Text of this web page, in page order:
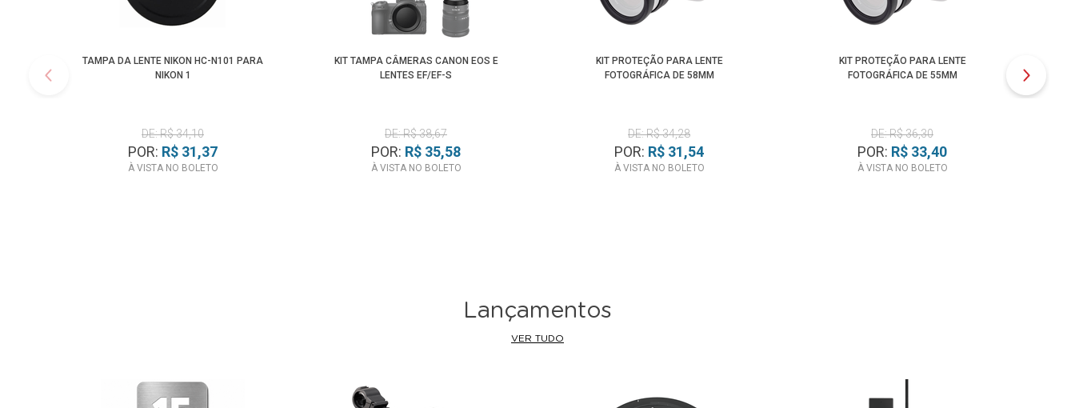
TAMPA DA LENTE NIKON HC-N101 PARA
NIKON 1
DE: R$ 34,10
POR: R$ 31,37
À VISTA NO BOLETO
KIT TAMPA CÂMERAS CANON EOS E
LENTES EF/EF-S
DE: R$ 38,67
POR: R$ 35,58
À VISTA NO BOLETO
KIT PROTEÇÃO PARA LENTE
FOTOGRÁFICA DE 58MM
DE: R$ 34,28
POR: R$ 31,54
À VISTA NO BOLETO
KIT PROTEÇÃO PARA LENTE
FOTOGRÁFICA DE 55MM
DE: R$ 36,30
POR: R$ 33,40
À VISTA NO BOLETO
Lançamentos
VER TUDO